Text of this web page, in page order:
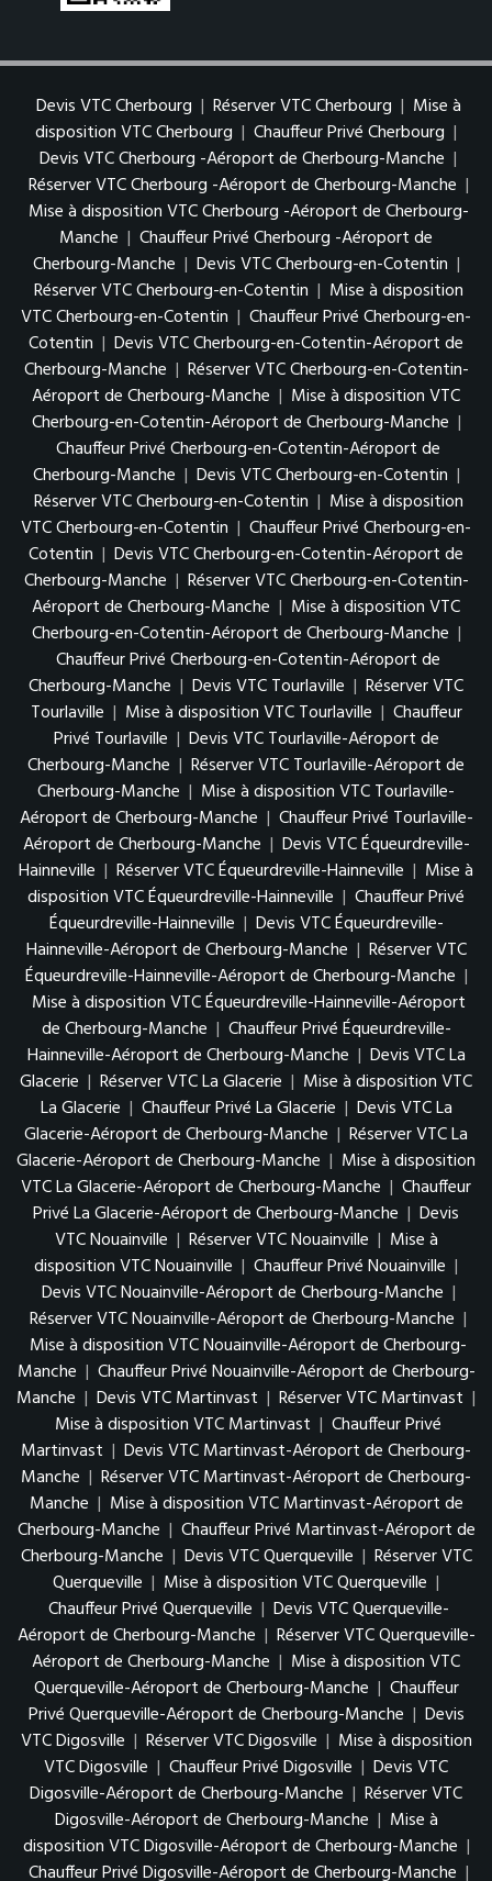
Devis VTC Cherbourg | Réserver VTC Cherbourg | Mise à
disposition VTC Cherbourg | Chauffeur Privé Cherbourg |
Devis VTC Cherbourg -Aéroport de Cherbourg-Manche |
Réserver VTC Cherbourg -Aéroport de Cherbourg-Manche |
Mise à disposition VTC Cherbourg -Aéroport de Cherbourg-
Manche | Chauffeur Privé Cherbourg -Aéroport de
Cherbourg-Manche | Devis VTC Cherbourg-en-Cotentin |
Réserver VTC Cherbourg-en-Cotentin | Mise à disposition
VTC Cherbourg-en-Cotentin | Chauffeur Privé Cherbourg-en-
Cotentin | Devis VTC Cherbourg-en-Cotentin-Aéroport de
Cherbourg-Manche | Réserver VTC Cherbourg-en-Cotentin-
Aéroport de Cherbourg-Manche | Mise à disposition VTC
Cherbourg-en-Cotentin-Aéroport de Cherbourg-Manche |
Chauffeur Privé Cherbourg-en-Cotentin-Aéroport de
Cherbourg-Manche | Devis VTC Cherbourg-en-Cotentin |
Réserver VTC Cherbourg-en-Cotentin | Mise à disposition
VTC Cherbourg-en-Cotentin | Chauffeur Privé Cherbourg-en-
Cotentin | Devis VTC Cherbourg-en-Cotentin-Aéroport de
Cherbourg-Manche | Réserver VTC Cherbourg-en-Cotentin-
Aéroport de Cherbourg-Manche | Mise à disposition VTC
Cherbourg-en-Cotentin-Aéroport de Cherbourg-Manche |
Chauffeur Privé Cherbourg-en-Cotentin-Aéroport de
Cherbourg-Manche | Devis VTC Tourlaville | Réserver VTC
Tourlaville | Mise à disposition VTC Tourlaville | Chauffeur
Privé Tourlaville | Devis VTC Tourlaville-Aéroport de
Cherbourg-Manche | Réserver VTC Tourlaville-Aéroport de
Cherbourg-Manche | Mise à disposition VTC Tourlaville-
Aéroport de Cherbourg-Manche | Chauffeur Privé Tourlaville-
Aéroport de Cherbourg-Manche | Devis VTC Équeurdreville-
Hainneville | Réserver VTC Équeurdreville-Hainneville | Mise à
disposition VTC Équeurdreville-Hainneville | Chauffeur Privé
Équeurdreville-Hainneville | Devis VTC Équeurdreville-
Hainneville-Aéroport de Cherbourg-Manche | Réserver VTC
Équeurdreville-Hainneville-Aéroport de Cherbourg-Manche |
Mise à disposition VTC Équeurdreville-Hainneville-Aéroport
de Cherbourg-Manche | Chauffeur Privé Équeurdreville-
Hainneville-Aéroport de Cherbourg-Manche | Devis VTC La
Glacerie | Réserver VTC La Glacerie | Mise à disposition VTC
La Glacerie | Chauffeur Privé La Glacerie | Devis VTC La
Glacerie-Aéroport de Cherbourg-Manche | Réserver VTC La
Glacerie-Aéroport de Cherbourg-Manche | Mise à disposition
VTC La Glacerie-Aéroport de Cherbourg-Manche | Chauffeur
Privé La Glacerie-Aéroport de Cherbourg-Manche | Devis
VTC Nouainville | Réserver VTC Nouainville | Mise à
disposition VTC Nouainville | Chauffeur Privé Nouainville |
Devis VTC Nouainville-Aéroport de Cherbourg-Manche |
Réserver VTC Nouainville-Aéroport de Cherbourg-Manche |
Mise à disposition VTC Nouainville-Aéroport de Cherbourg-
Manche | Chauffeur Privé Nouainville-Aéroport de Cherbourg-
Manche | Devis VTC Martinvast | Réserver VTC Martinvast |
Mise à disposition VTC Martinvast | Chauffeur Privé
Martinvast | Devis VTC Martinvast-Aéroport de Cherbourg-
Manche | Réserver VTC Martinvast-Aéroport de Cherbourg-
Manche | Mise à disposition VTC Martinvast-Aéroport de
Cherbourg-Manche | Chauffeur Privé Martinvast-Aéroport de
Cherbourg-Manche | Devis VTC Querqueville | Réserver VTC
Querqueville | Mise à disposition VTC Querqueville |
Chauffeur Privé Querqueville | Devis VTC Querqueville-
Aéroport de Cherbourg-Manche | Réserver VTC Querqueville-
Aéroport de Cherbourg-Manche | Mise à disposition VTC
Querqueville-Aéroport de Cherbourg-Manche | Chauffeur
Privé Querqueville-Aéroport de Cherbourg-Manche | Devis
VTC Digosville | Réserver VTC Digosville | Mise à disposition
VTC Digosville | Chauffeur Privé Digosville | Devis VTC
Digosville-Aéroport de Cherbourg-Manche | Réserver VTC
Digosville-Aéroport de Cherbourg-Manche | Mise à
disposition VTC Digosville-Aéroport de Cherbourg-Manche |
Chauffeur Privé Digosville-Aéroport de Cherbourg-Manche |